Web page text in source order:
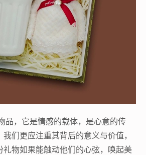
品，它是情感的载体，是心意的传
们更应注重其背后的意义与价值，
礼物如果能触动他们的心弦，唤起美